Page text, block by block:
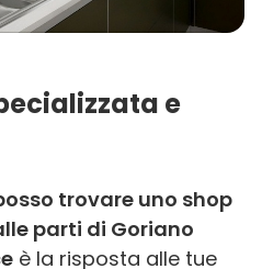
e
trovare uno shop
parti di Goriano
è la risposta alle tue